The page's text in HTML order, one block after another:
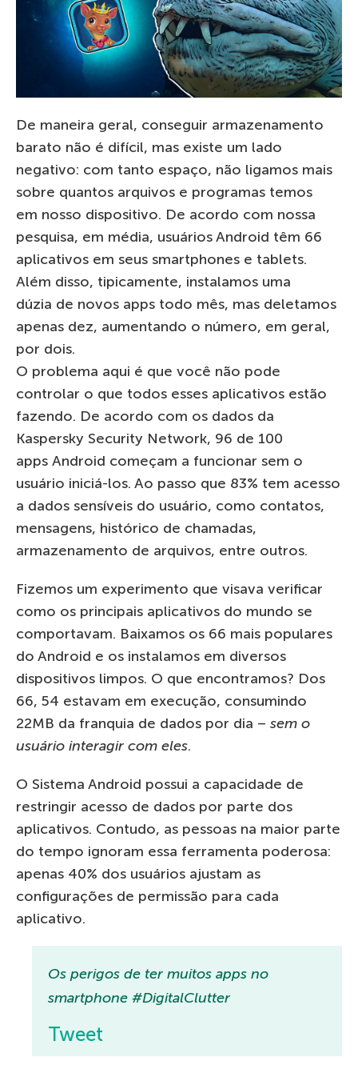
De maneira geral, conseguir armazenamento
barato não é difícil, mas existe um lado
negativo: com tanto espaço, não ligamos mais
sobre quantos arquivos e programas temos
em nosso dispositivo. De acordo com nossa
pesquisa, em média, usuários Android têm 66
aplicativos em seus smartphones e tablets.
Além disso, tipicamente, instalamos uma
dúzia de novos apps todo mês, mas deletamos
apenas dez, aumentando o número, em geral,
por dois.
O problema aqui é que você não pode
controlar o que todos esses aplicativos estão
fazendo. De acordo com os dados da
Kaspersky Security Network, 96 de 100
apps Android começam a funcionar sem o
usuário iniciá-los. Ao passo que 83% tem acesso
a dados sensíveis do usuário, como contatos,
mensagens, histórico de chamadas,
armazenamento de arquivos, entre outros.
Fizemos um experimento que visava verificar
como os principais aplicativos do mundo se
comportavam. Baixamos os 66 mais populares
do Android e os instalamos em diversos
dispositivos limpos. O que encontramos? Dos
66, 54 estavam em execução, consumindo
22MB da franquia de dados por dia – sem o
usuário interagir com eles.
O Sistema Android possui a capacidade de
restringir acesso de dados por parte dos
aplicativos. Contudo, as pessoas na maior parte
do tempo ignoram essa ferramenta poderosa:
apenas 40% dos usuários ajustam as
configurações de permissão para cada
aplicativo.
Os perigos de ter muitos apps no
smartphone #DigitalClutter
Tweet